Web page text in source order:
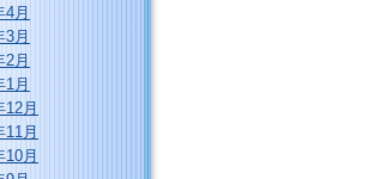
月
月
月
月
12月
11月
10月